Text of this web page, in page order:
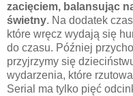
zacięciem, balansując
świetny. Na dodatek
które wręcz wydają się
do czasu. Później
przyjrzymy się
wydarzenia, które
Serial ma tylko pięć